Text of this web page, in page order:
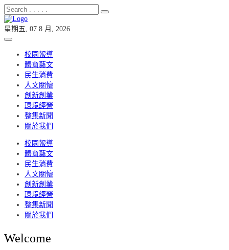
星期五, 07 8 月, 2026
校園報導
體育藝文
民生消費
人文關懷
創新創業
環境經營
整集新聞
關於我們
校園報導
體育藝文
民生消費
人文關懷
創新創業
環境經營
整集新聞
關於我們
Welcome